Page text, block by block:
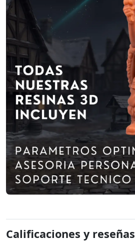
Calificaciones y reseñas